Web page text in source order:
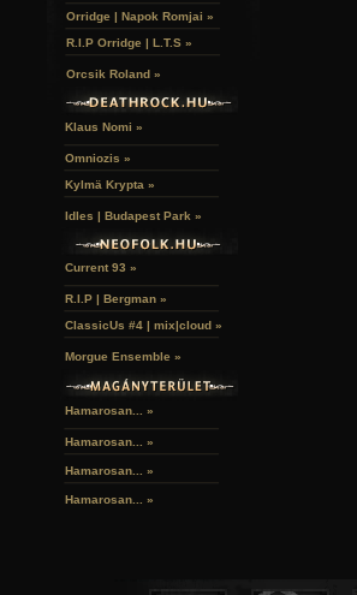
Orridge | Napok Romjai »
R.I.P Orridge | L.T.S »
Orcsik Roland »
Klaus Nomi »
Omniozis »
Kylmä Krypta »
Idles | Budapest Park »
Current 93 »
R.I.P | Bergman »
ClassicUs #4 | mix|cloud »
Morgue Ensemble »
Hamarosan... »
Hamarosan... »
Hamarosan... »
Hamarosan... »